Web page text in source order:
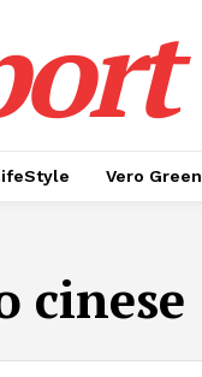
Vero Green
cinese